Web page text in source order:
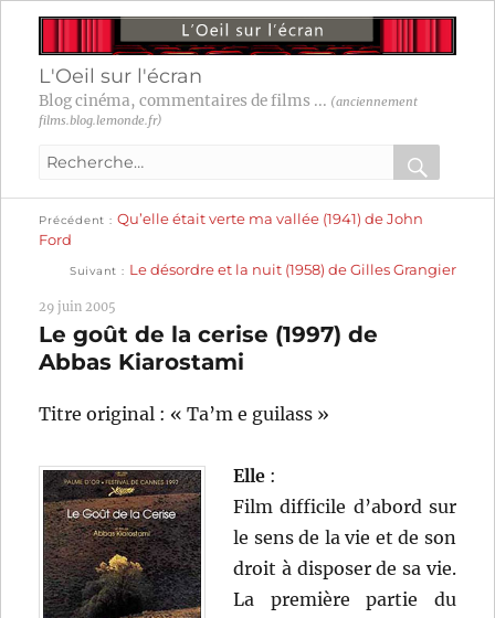
L'Oeil sur l'écran
Blog cinéma, commentaires de films ... (anciennement
films.blog.lemonde.fr)
Recherche
:
OK
Navigation
de
l’article
Précédent
précédente :
Qu’elle était verte ma vallée (1941) de John
Ford
Suivant
suivante :
Le désordre et la nuit (1958) de Gilles Grangier
29 juin 2005
Le goût de la cerise (1997) de
Abbas Kiarostami
Titre original : « Ta’m e guilass »
Elle :
Film difficile d’abord sur
le sens de la vie et de son
droit à disposer de sa vie.
La première partie du